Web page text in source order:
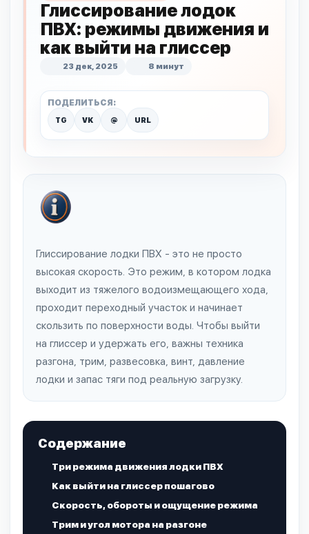
Глиссирование лодок
ПВХ: режимы движения и
как выйти на глиссер
23 дек, 2025 8 минут
ПОДЕЛИТЬСЯ:
TG VK @ URL
Глиссирование лодки ПВХ - это не просто
высокая скорость. Это режим, в котором лодка
выходит из тяжелого водоизмещающего хода,
проходит переходный участок и начинает
скользить по поверхности воды. Чтобы выйти
на глиссер и удержать его, важны техника
разгона, трим, развесовка, винт, давление
лодки и запас тяги под реальную загрузку.
Содержание
Три режима движения лодки ПВХ
Как выйти на глиссер пошагово
Скорость, обороты и ощущение режима
Трим и угол мотора на разгоне